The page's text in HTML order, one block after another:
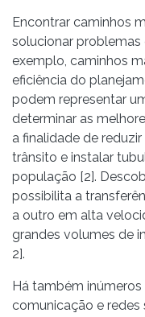
Encontrar caminhos
solucionar problemas
exemplo, caminhos
eficiência do
podem representar
determinar as
a finalidade de
trânsito e instalar
população [2].
possibilita a
a outro em alta
grandes volumes de
2].
Há também
comunicação e redes